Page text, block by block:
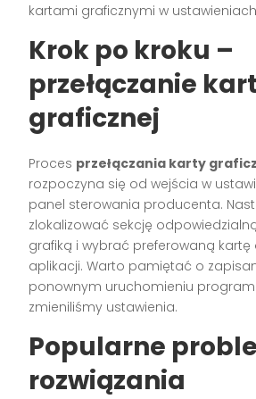
kartami graficznymi w
Krok po kroku –
przełączanie
graficznej
Proces przełączania karty
rozpoczyna się od wejścia w
panel sterowania producenta.
zlokalizować sekcję
grafiką i wybrać preferowaną kartę
aplikacji. Warto pamiętać o
ponownym uruchomieniu
zmieniliśmy ustawienia.
Popularne
rozwiązania